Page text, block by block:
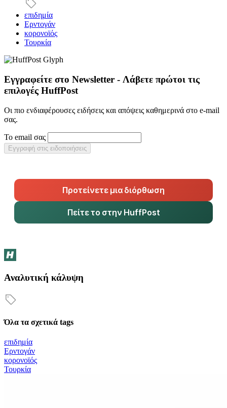
επιδημία
Ερντογάν
κορονοϊός
Τουρκία
Εγγραφείτε στο Newsletter - Λάβετε πρώτοι τις
επιλογές HuffPost
Οι πιο ενδιαφέρουσες ειδήσεις και απόψεις καθημερινά στο e-mail
σας.
Το email σας
Εγγραφή στις ειδοποιήσεις
Προτείνετε μια διόρθωση
Πείτε το στην HuffPost
Αναλυτική κάλυψη
Όλα τα σχετικά tags
επιδημία
Ερντογάν
κορονοϊός
Τουρκία